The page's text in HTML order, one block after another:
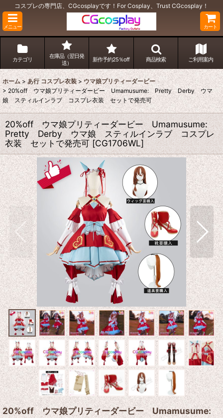
コスプレの専門店、CGcosplayです！For Cosplay、Trust CGcosplay！
メニュー カート
カテゴリ
在庫品（翌日発
送）
新作予約25％off 商品検索 ご利用案内
ホーム > あ行 コスプレ衣装 > ウマ娘プリティーダービー
> 20%off ウマ娘プリティーダービー Umamusume: Pretty Derby ウマ
娘 スティルインラブ コスプレ衣装 セットで発売可
20%off ウマ娘プリティーダービー Umamusume:
Pretty Derby ウマ娘 スティルインラブ コスプレ
衣装 セットで発売可 [CG1706WL]
20%off ウマ娘プリティーダービー Umamusume: